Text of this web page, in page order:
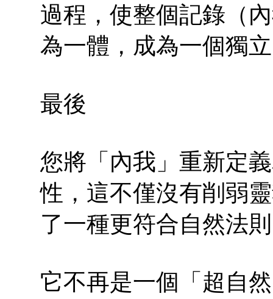
過程，使整個記錄（
為一體，成為一個獨
最後
您將「內我」重新定
性，這不僅沒有削弱
了一種更符合自然法
它不再是一個「超自